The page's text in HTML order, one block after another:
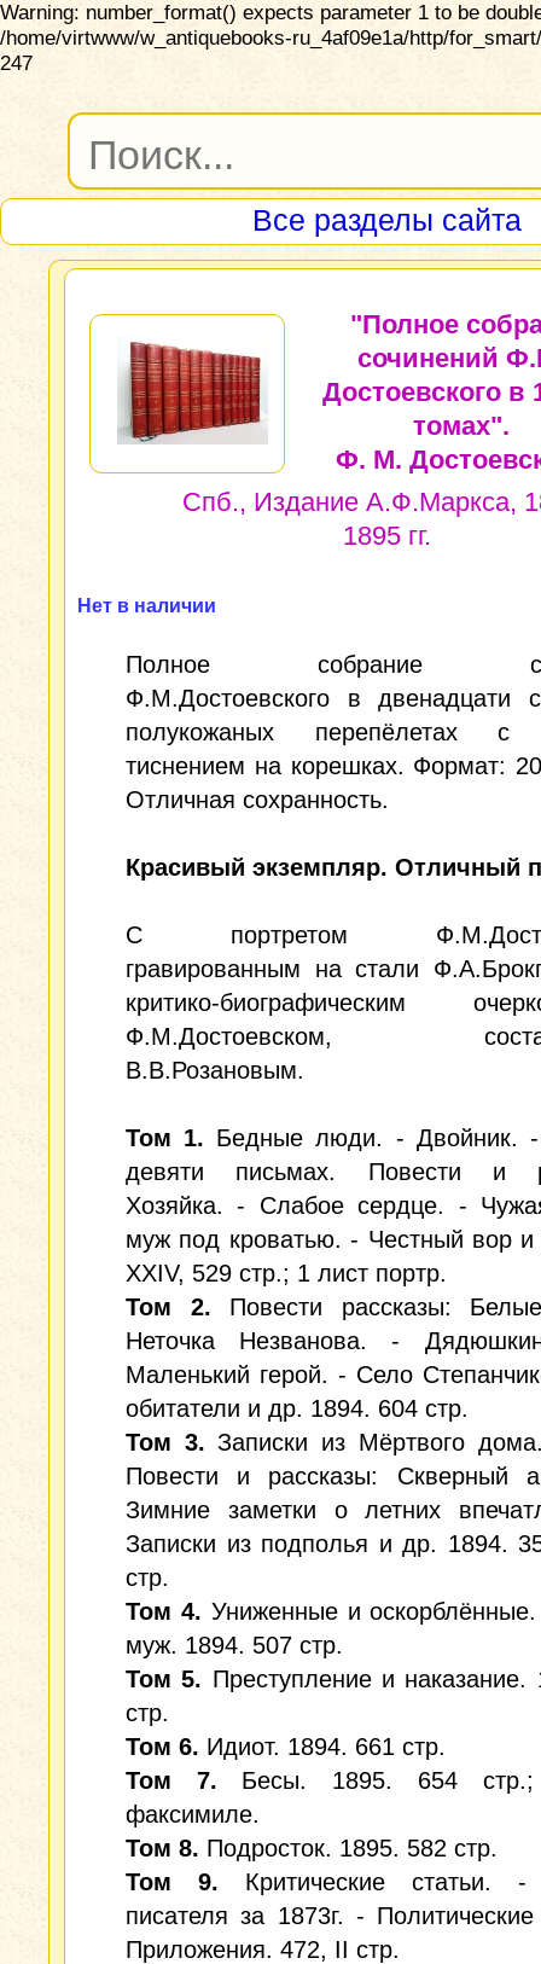
Warning: number_format() expects parameter 1 to be
/home/virtwww/w_antiquebooks-ru_4af09e1a/http/
247
Все разделы сайта
"Полное
сочинений
Достоевского в
томах".
Ф. М.
Спб., Издание А.Ф.Маркса,
1895 гг.
Нет в наличии
Полное собрание
Ф.М.Достоевского в двенадцати
полукожаных перепёлетах с
тиснением на корешках. Формат:
Отличная сохранность.
Красивый экземпляр. Отличный
С портретом
гравированным на стали
критико-биографическим
Ф.М.Достоевском,
В.В.Розановым.
Том 1. Бедные люди. - Двойник.
девяти письмах. Повести и
Хозяйка. - Слабое сердце. -
муж под кроватью. - Честный вор
XXIV, 529 стр.; 1 лист портр.
Том 2. Повести рассказы:
Неточка Незванова. -
Маленький герой. - Село
обитатели и др. 1894. 604 стр.
Том 3. Записки из Мёртвого
Повести и рассказы: Скверный
Зимние заметки о летних
Записки из подполья и др. 1894.
стр.
Том 4. Униженные и
муж. 1894. 507 стр.
Том 5. Преступление и наказание.
стр.
Том 6. Идиот. 1894. 661 стр.
Том 7. Бесы. 1895. 654
факсимиле.
Том 8. Подросток. 1895. 582 стр.
Том 9. Критические статьи. -
писателя за 1873г. -
Приложения. 472, II стр.